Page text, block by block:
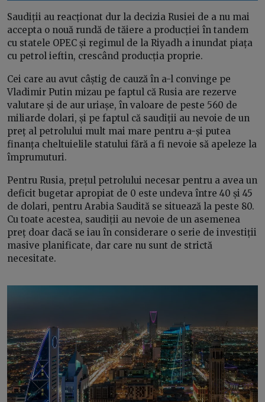
Saudiții au reacționat dur la decizia Rusiei de a nu mai
accepta o nouă rundă de tăiere a producției în tandem
cu statele OPEC și regimul de la Riyadh a inundat piața
cu petrol ieftin, crescând producția proprie.
Cei care au avut câștig de cauză în a-l convinge pe
Vladimir Putin mizau pe faptul că Rusia are rezerve
valutare și de aur uriașe, în valoare de peste 560 de
miliarde dolari, și pe faptul că saudiții au nevoie de un
preț al petrolului mult mai mare pentru a-și putea
finanța cheltuielile statului fără a fi nevoie să apeleze la
împrumuturi.
Pentru Rusia, prețul petrolului necesar pentru a avea un
deficit bugetar apropiat de 0 este undeva între 40 și 45
de dolari, pentru Arabia Saudită se situează la peste 80.
Cu toate acestea, saudiții au nevoie de un asemenea
preț doar dacă se iau în considerare o serie de investiții
masive planificate, dar care nu sunt de strictă
necesitate.